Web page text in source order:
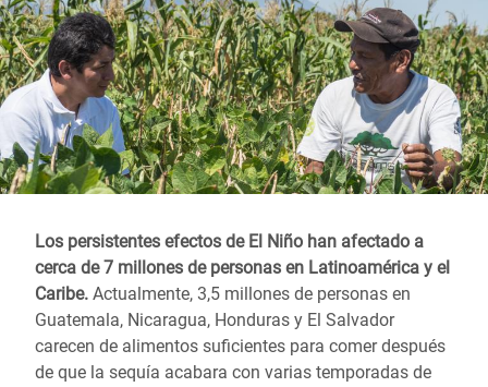
ayuda
a
la
navegación
Los persistentes efectos de El Niño han afectado a
cerca de 7 millones de personas en Latinoamérica y el
Caribe. Actualmente, 3,5 millones de personas en
Guatemala, Nicaragua, Honduras y El Salvador
carecen de alimentos suficientes para comer después
de que la sequía acabara con varias temporadas de